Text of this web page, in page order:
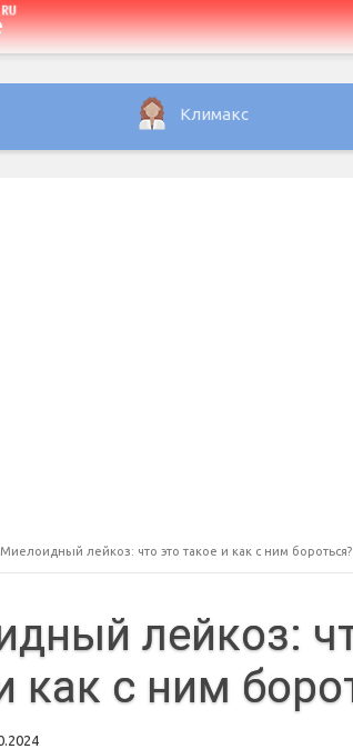
Климакс
Миелоидный лейкоз: что это такое и как с ним бороться?
лейкоз:
как с ним